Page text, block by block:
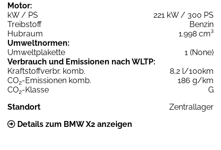
Motor:
kW / PS
221 kW / 300 PS
Treibstoff
Benzin
Hubraum
1.998 cm³
Umweltnormen:
Umweltplakette
1 (None)
Verbrauch und Emissionen nach WLTP:
Kraftstoffverbr. komb.
8,2 l/100km
CO2-Emissionen komb.
186 g/km
CO2-Klasse
G
Standort
Zentrallager
Details zum BMW X2 anzeigen